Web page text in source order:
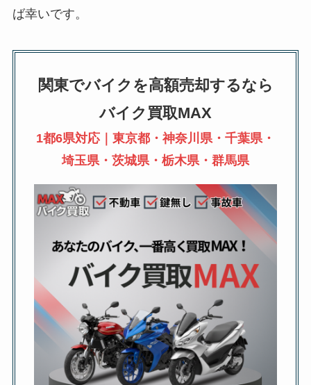
ば幸いです。
関東でバイクを高額売却するなら
バイク買取MAX
1都6県対応｜東京都・神奈川県・千葉県・
埼玉県・茨城県・栃木県・群馬県